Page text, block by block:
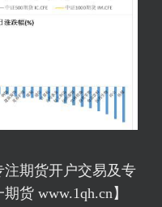
注期货开户交易及专
货 www.1qh.cn】